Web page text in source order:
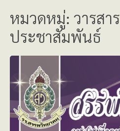
หมวดหมู่: วารสาร
ประชาสัมพันธ์